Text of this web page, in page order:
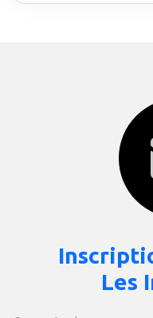
Les